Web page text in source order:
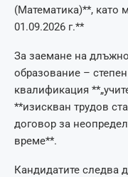
(Математика)**, като
01.09.2026 г.**
За заемане на
образование –
квалификация
**изискван трудов
договор за
време**.
Кандидатите следва